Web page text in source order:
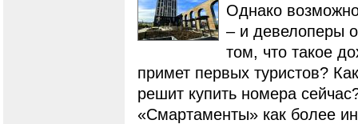
Однако
– и девелоперы
том, что такое
примет первых туристов?
решит купить номера
«Смартаменты» как более